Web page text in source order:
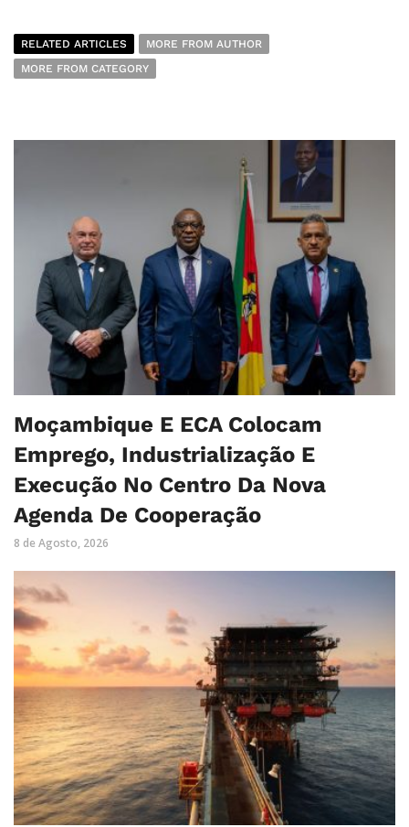
RELATED ARTICLES
MORE FROM AUTHOR
MORE FROM CATEGORY
Moçambique E ECA Colocam
Emprego, Industrialização E
Execução No Centro Da Nova
Agenda De Cooperação
8 de Agosto, 2026